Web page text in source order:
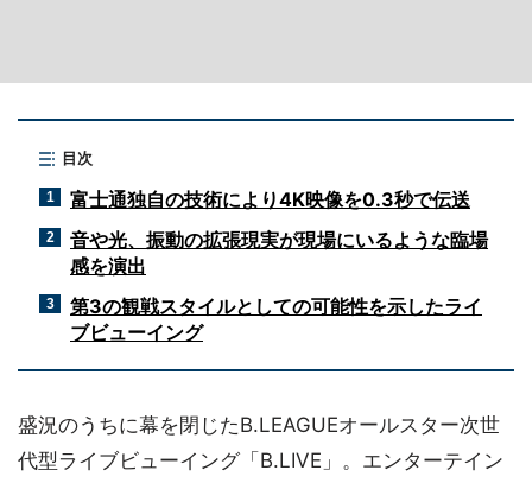
目次
1 富士通独自の技術により4K映像を0.3秒で伝送
2
音や光、振動の拡張現実が現場にいるような臨場
感を演出
3
第3の観戦スタイルとしての可能性を示したライ
ブビューイング
盛況のうちに幕を閉じたB.LEAGUEオールスター次世
代型ライブビューイング「B.LIVE」。エンターテイン